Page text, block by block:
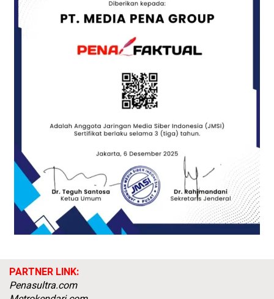
PARTNER LINK:
Penasultra.com